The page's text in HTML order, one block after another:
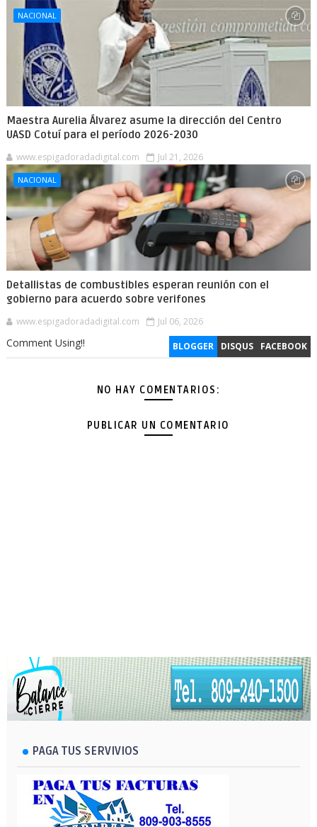
NACIONAL
Maestra Aurelia Álvarez asume la dirección del Centro
UASD Cotuí para el período 2026-2030
www.espigadoradadigital.com Jul 21, 2026
NACIONAL
Detallistas de combustibles esperan reunión con el
gobierno para acuerdo sobre verifones
www.espigadoradadigital.com Jul 06, 2026
BLOGGER DISQUS FACEBOOK
Comment Using!!
NO HAY COMENTARIOS:
PUBLICAR UN COMENTARIO
PAGA TUS SERVIVIOS